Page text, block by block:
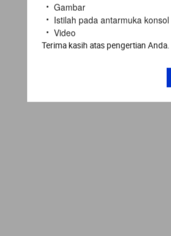
Gambar
Istilah pada antarmuka konsol
Video
Terima kasih atas pengertian Anda.